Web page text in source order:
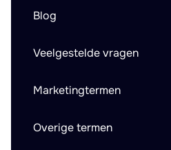
Blog
Veelgestelde vragen
Marketingtermen
Overige termen